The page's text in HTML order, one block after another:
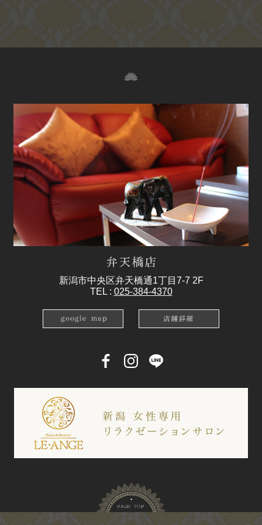
新潟市中央区弁天橋通1丁目7-7 2F
TEL : 025-384-4370